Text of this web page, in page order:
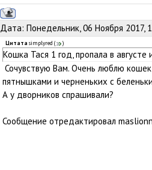
Дата: Понедельник, 06 Ноября 2017,
Цитата simplyred ( )
Кошка Тася 1 год, пропала в
Сочувствую Вам. Очень люблю
пятнышками и черненьких с
А у дворников спрашивали?
Сообщение отредактировал